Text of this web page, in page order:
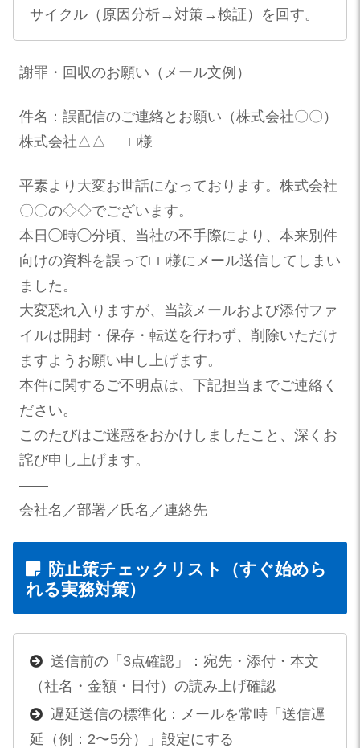
サイクル（原因分析→対策→検証）を回す。
謝罪・回収のお願い（メール文例）
件名：誤配信のご連絡とお願い（株式会社〇〇）
株式会社△△ □□様
平素より大変お世話になっております。株式会社
〇〇の◇◇でございます。
本日◯時◯分頃、当社の不手際により、本来別件
向けの資料を誤って□□様にメール送信してしまい
ました。
大変恐れ入りますが、当該メールおよび添付ファ
イルは開封・保存・転送を行わず、削除いただけ
ますようお願い申し上げます。
本件に関するご不明点は、下記担当までご連絡く
ださい。
このたびはご迷惑をおかけしましたこと、深くお
詫び申し上げます。
――
会社名／部署／氏名／連絡先
防止策チェックリスト（すぐ始めら
れる実務対策）
送信前の「3点確認」：宛先・添付・本文
（社名・金額・日付）の読み上げ確認
遅延送信の標準化：メールを常時「送信遅
延（例：2〜5分）」設定にする